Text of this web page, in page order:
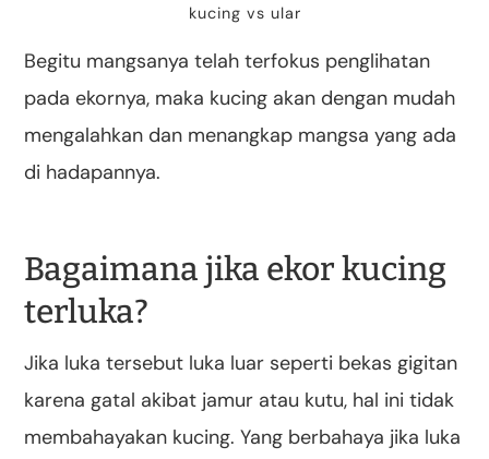
kucing vs ular
Begitu mangsanya telah terfokus penglihatan
pada ekornya, maka kucing akan dengan mudah
mengalahkan dan menangkap mangsa yang ada
di hadapannya.
Bagaimana jika ekor kucing
terluka?
Jika luka tersebut luka luar seperti bekas gigitan
karena gatal akibat jamur atau kutu, hal ini tidak
membahayakan kucing. Yang berbahaya jika luka